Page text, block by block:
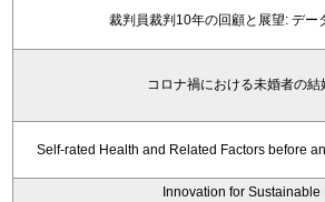
裁判員裁判10年の回顧と展望: デー
コロナ禍における未婚者の
Self-rated Health and Related Factors before
Innovation for